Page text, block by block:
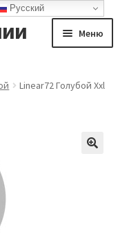
Меню
Linear72 Голубой Xxl
Русский